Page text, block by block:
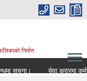
निर्माण
सेवा करारमा